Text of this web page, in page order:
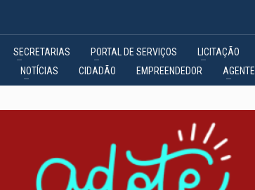
SECRETARIAS PORTAL DE SERVIÇOS LICITAÇÃO
NOTÍCIAS CIDADÃO EMPREENDEDOR